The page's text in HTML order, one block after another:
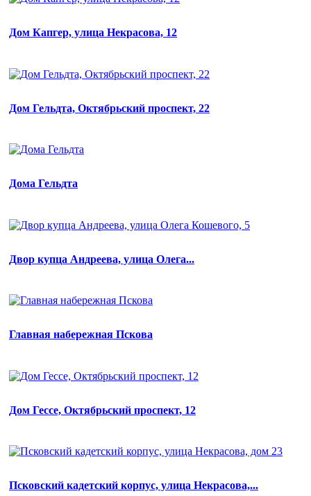
Дом Капгер, улица Некрасова, 12
Дом Гельдта, Октябрьский проспект, 22
Дома Гельдта
Двор купца Андреева, улица Олега...
Главная набережная Пскова
Дом Гессе, Октябрьский проспект, 12
Псковский кадетский корпус, улица Некрасова,...